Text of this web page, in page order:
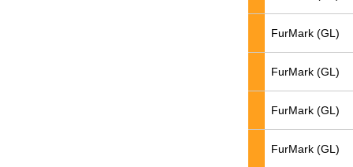
FurMark (GL)
FurMark (GL)
FurMark (GL)
FurMark (GL)